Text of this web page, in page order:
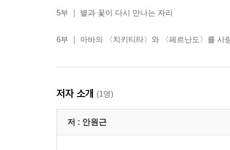
5부 ｜ 별과 꽃이 다시 만나는 자리
6부 ｜ 아바의 〈치키티타〉와 〈페르난도〉를 사
저자 소개 (1명)
저 : 안원근